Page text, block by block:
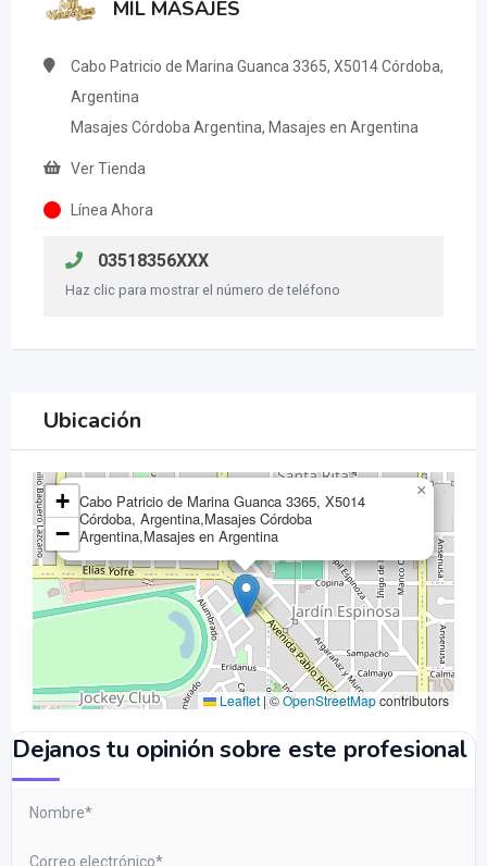
MIL MASAJES
Cabo Patricio de Marina Guanca 3365, X5014 Córdoba,
Argentina
Masajes Córdoba Argentina, Masajes en Argentina
Ver Tienda
Línea Ahora
03518356XXX
Haz clic para mostrar el número de teléfono
Ubicación
Cabo Patricio de Marina Guanca 3365, X5014
Córdoba, Argentina,Masajes Córdoba
Argentina,Masajes en Argentina
×
+
−
Leaflet |©OpenStreetMapcontributors
Dejanos tu opinión sobre este profesional